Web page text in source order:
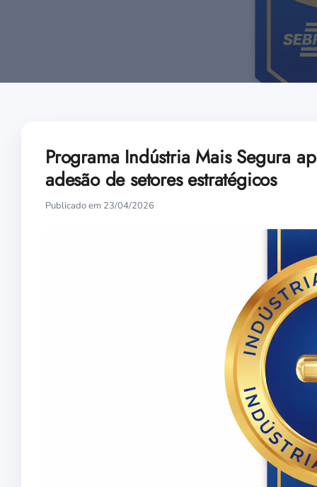
Programa Indústria Mais Segura
adesão de setores estratégicos
Publicado em 23/04/2026